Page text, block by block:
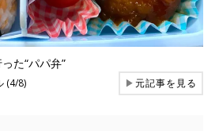
た“パパ弁”
(4/8) ▶元記事を見る